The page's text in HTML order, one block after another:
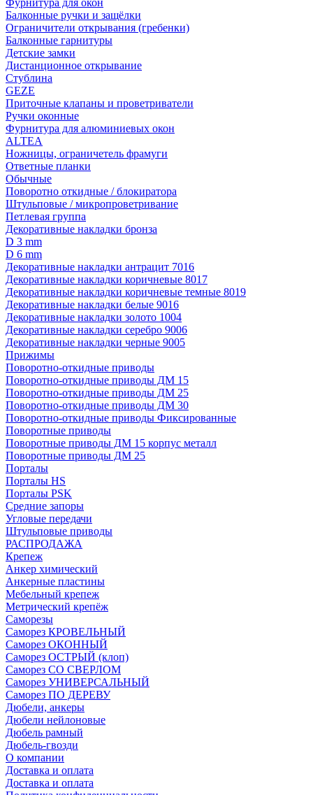
Фурнитура для окон
Балконные ручки и защёлки
Ограничители открывания (гребенки)
Балконные гарнитуры
Детские замки
Дистанционное открывание
Стублина
GEZE
Приточные клапаны и проветриватели
Ручки оконные
Фурнитура для алюминиевых окон
ALTEA
Ножницы, ограничетель фрамуги
Ответные планки
Обычные
Поворотно откидные / блокиратора
Штульповые / микропроветривание
Петлевая группа
Декоративные накладки бронза
D 3 mm
D 6 mm
Декоративные накладки антрацит 7016
Декоративные накладки коричневые 8017
Декоративные накладки коричневые темные 8019
Декоративные накладки белые 9016
Декоративные накладки золото 1004
Декоративные накладки серебро 9006
Декоративные накладки черные 9005
Прижимы
Поворотно-откидные приводы
Поворотно-откидные приводы ДМ 15
Поворотно-откидные приводы ДМ 25
Поворотно-откидные приводы ДМ 30
Поворотно-откидные приводы Фиксированные
Поворотные приводы
Поворотные приводы ДМ 15 корпус металл
Поворотные приводы ДМ 25
Порталы
Порталы HS
Порталы PSK
Средние запоры
Угловые передачи
Штульповые приводы
РАСПРОДАЖА
Крепеж
Анкер химический
Анкерные пластины
Мебельный крепеж
Метрический крепёж
Саморезы
Саморез КРОВЕЛЬНЫЙ
Саморез ОКОННЫЙ
Саморез ОСТРЫЙ (клоп)
Саморез СО СВЕРЛОМ
Саморез УНИВЕРСАЛЬНЫЙ
Саморез ПО ДЕРЕВУ
Дюбели, анкеры
Дюбели нейлоновые
Дюбель рамный
Дюбель-гвозди
О компании
Доставка и оплата
Доставка и оплата